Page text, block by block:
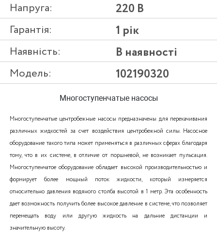
Напруга: 220 В
Гарантія: 1 рік
Наявність: В наявності
Модель: 102190320
Многоступенчатые насосы
Многоступенчатые центробежные насосы предназначены для перекачивания
различных жидкостей за счет воздействия центробежной силы. Насосное
оборудование такого типа может применяться в различных сферах благодаря
тому, что в их системе, в отличие от поршневой, не возникает пульсация.
Многоступенчатое оборудование обладает высокой производительностью и
формирует более мощный поток жидкости, который измеряется
относительно давления водяного столба высотой в 1 метр. Эта особенность
дает возможность получить более высокое давление в системе, что позволяет
перемещать воду или другую жидкость на дальние дистанции и
значительную высоту.